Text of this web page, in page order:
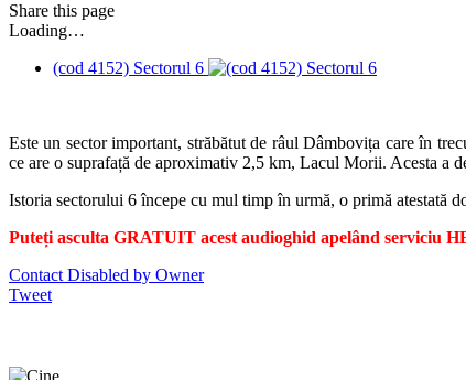
Share this page
Loading…
(cod 4152) Sectorul 6
Este un sector important, străbătut de râul Dâmbovița care în
ce are o suprafață de aproximativ 2,5 km, Lacul Morii. Acesta a
Istoria sectorului 6 începe cu mul timp în urmă, o primă
Puteți asculta GRATUIT acest audioghid apelând serviciu
Contact Disabled by Owner
Tweet